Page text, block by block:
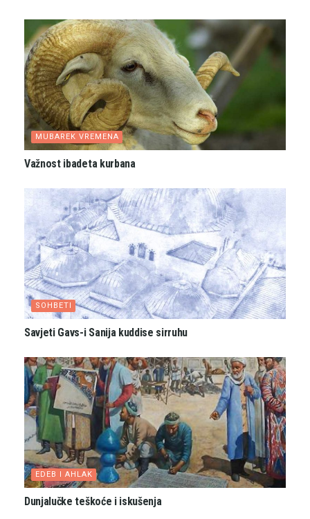
MUBAREK VREMENA
Važnost ibadeta kurbana
SOHBETI
Savjeti Gavs-i Sanija kuddise sirruhu
EDEB I AHLAK
Dunjalučke teškoće i iskušenja